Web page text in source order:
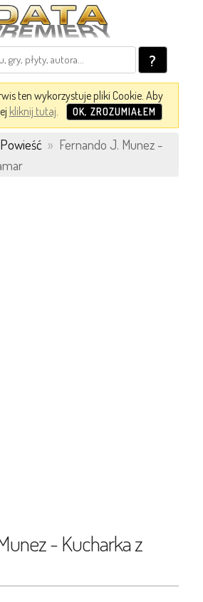
?
ten wykorzystuje pliki Cookie. Aby
kliknij tutaj. OK, ZROZUMIAŁEM
Powieść » Fernando J. Munez -
- Kucharka z